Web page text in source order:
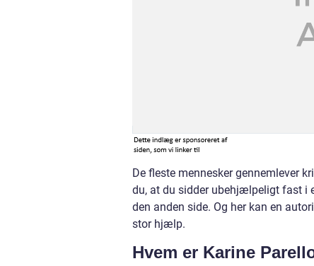
De fleste mennesker gennemlever
du, at du sidder ubehjælpeligt fast i
den anden side. Og her kan en
stor hjælp.
Hvem er Karine